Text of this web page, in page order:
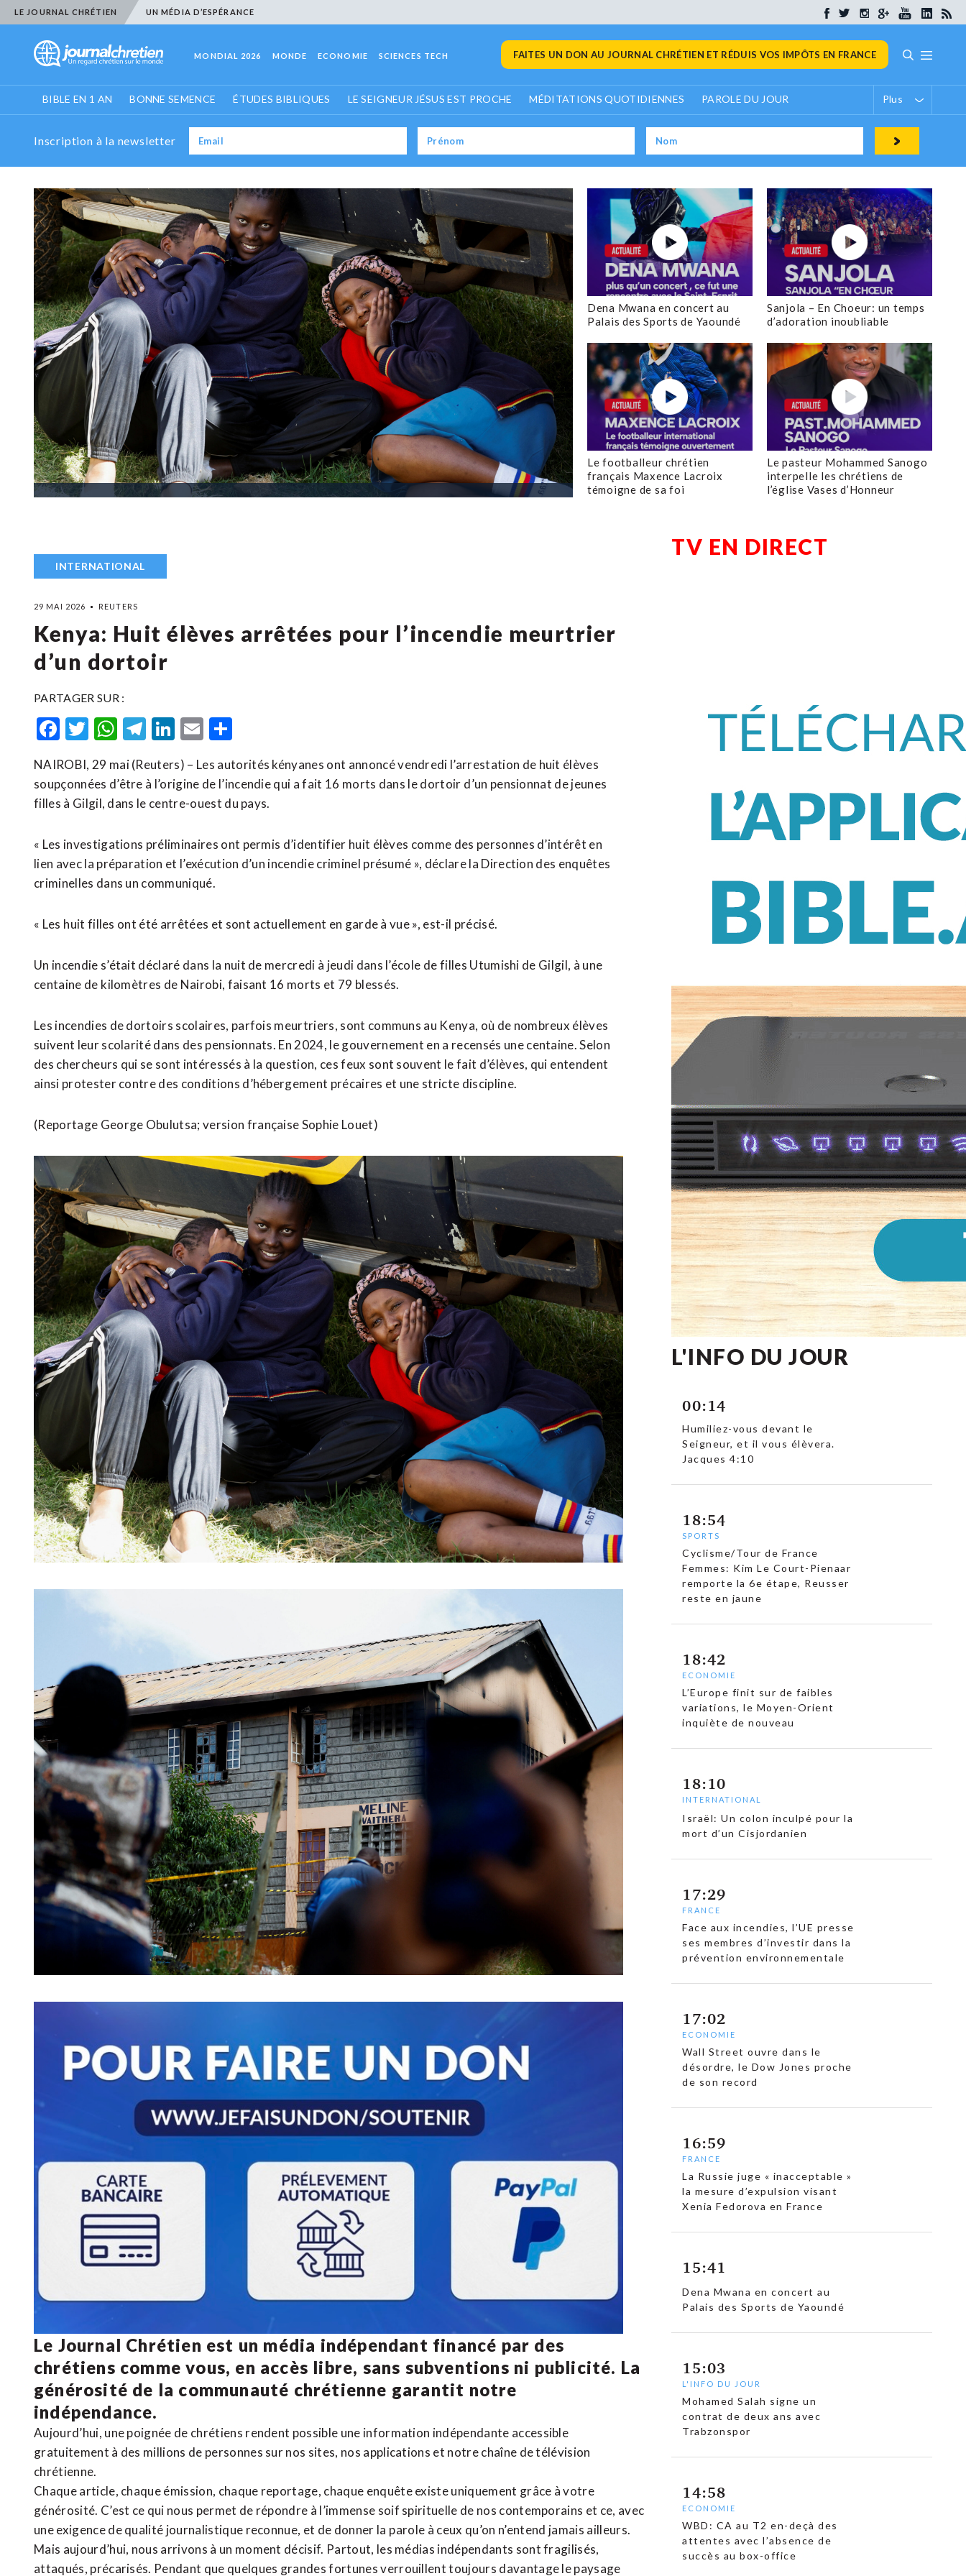
LE JOURNAL CHRÉTIEN UN MÉDIA D’ESPÉRANCE
MONDIAL 2026 MONDE ECONOMIE SCIENCES TECH FAITES UN DON AU JOURNAL CHRÉTIEN ET RÉDUIS VOS IMPÔTS EN FRANCE
BIBLE EN 1 AN BONNE SEMENCE ÉTUDES BIBLIQUES LE SEIGNEUR JÉSUS EST PROCHE MÉDITATIONS QUOTIDIENNES PAROLE DU JOUR Plus
Inscription à la newsletter
Dena Mwana en concert au
Palais des Sports de Yaoundé
Sanjola – En Choeur: un temps
d’adoration inoubliable
Le footballeur chrétien
français Maxence Lacroix
témoigne de sa foi
Le pasteur Mohammed Sanogo
interpelle les chrétiens de
l’église Vases d’Honneur
INTERNATIONAL
29 MAI 2026 REUTERS
Kenya: Huit élèves arrêtées pour l’incendie meurtrier
d’un dortoir
PARTAGER SUR :
Facebook
Twitter
WhatsApp
Telegram
LinkedIn
Email
NAIROBI, 29 mai (Reuters) – Les autorités kényanes ont annoncé vendredi l’arrestation de huit élèves
soupçonnées d’être à l’origine de l’incendie qui a ​fait ‌16 morts dans ​le dortoir ⁠d’un pensionnat de jeunes
filles à ‌Gilgil, ‌dans le centre-ouest du pays.
« Les investigations préliminaires ont permis d’identifier huit élèves comme ​des personnes d’intérêt en
lien avec la préparation et l’exécution d’un incendie criminel présumé », déclare la Direction des enquêtes
criminelles dans un communiqué.
« Les ⁠huit filles ont été arrêtées et ⁠sont actuellement en garde à vue », est-il précisé.
Un incendie s’était déclaré dans la nuit de mercredi à jeudi dans l’école de ⁠filles Utumishi ‌de Gilgil, à une
centaine de ⁠kilomètres de Nairobi, faisant ​16 morts ​et 79 blessés.
Les incendies de dortoirs scolaires, ​parfois meurtriers, sont communs au Kenya, où de nombreux ‌élèves
suivent ​leur scolarité dans des pensionnats. En 2024, le ​gouvernement en a recensés une centaine. Selon
des chercheurs qui se sont intéressés à la question, ces feux sont souvent le fait d’élèves, qui ⁠entendent
ainsi protester contre des conditions d’hébergement précaires et une stricte ​discipline.
(Reportage George Obulutsa; version ​française Sophie Louet)
Le Journal Chrétien est un média indépendant financé par des
chrétiens comme vous, en accès libre, sans subventions ni publicité. La
générosité de la communauté chrétienne garantit notre
indépendance.
Aujourd’hui, une poignée de chrétiens rendent possible une information indépendante accessible
gratuitement à des millions de personnes sur nos sites, nos applications et notrechaîne de télévision
chrétienne.
Chaque article, chaque émission, chaque reportage, chaque enquête existe uniquement grâce à votre
générosité. C’est ce qui nous permet de répondre à l’immense soif spirituelle de nos contemporains et ce, avec
une exigence de qualité journalistique reconnue, et de donner la parole à ceux qu’on n’entend jamais ailleurs.
Mais aujourd’hui, nous arrivons à un moment décisif. Partout, les médias indépendants sont fragilisés,
attaqués, précarisés. Pendant que quelques grandes fortunes verrouillent toujours davantage le paysage
TV EN DIRECT
L'INFO DU JOUR
00:14
Humiliez-vous devant le
Seigneur, et il vous élèvera.
Jacques 4:10
18:54
SPORTS
Cyclisme/Tour de France
Femmes: Kim Le Court-Pienaar
remporte la 6e étape, Reusser
reste en jaune
18:42
ECONOMIE
L’Europe finit sur de faibles
variations, le Moyen-Orient
inquiète de nouveau
18:10
INTERNATIONAL
Israël: Un colon inculpé pour la
mort d’un Cisjordanien
17:29
FRANCE
Face aux incendies, l’UE presse
ses membres d’investir dans la
prévention environnementale
17:02
ECONOMIE
Wall Street ouvre dans le
désordre, le Dow Jones proche
de son record
16:59
FRANCE
La Russie juge « inacceptable »
la mesure d’expulsion visant
Xenia Fedorova en France
15:41
Dena Mwana en concert au
Palais des Sports de Yaoundé
15:03
L'INFO DU JOUR
Mohamed Salah signe un
contrat de deux ans avec
Trabzonspor
14:58
ECONOMIE
WBD: CA au T2 en-deçà des
attentes avec l’absence de
succès au box-office